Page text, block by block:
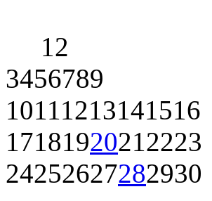
12
3456789
10111213141516
17181920212223
24252627282930